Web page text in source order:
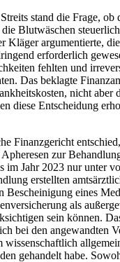
stand die Frage, ob
Blutwäschen
Kläger argumentierte,
erforderlich
fehlten und
Das beklagte
nicht aber
diese Entscheidung
Finanzgericht
zur
im Jahr 2023 nur unter
erstellten
Bescheinigung eines
als
sein können.
bei den angewandten
wissenschaftlich
gehandelt habe.